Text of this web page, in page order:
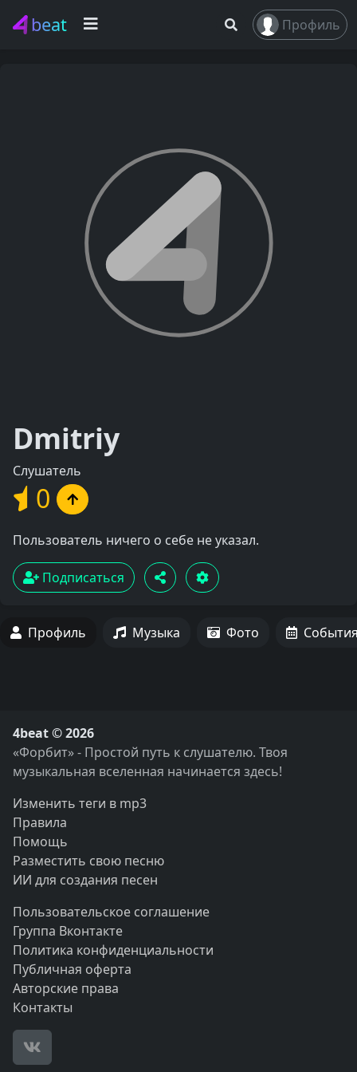
beat Профиль
Dmitriy
Слушатель
0
Пользователь ничего о себе не указал.
Подписаться
Профиль Музыка Фото
4beat © 2026
«Форбит» - Простой путь к слушателю. Твоя
музыкальная вселенная начинается здесь!
Изменить теги в mp3
Правила
Помощь
Разместить свою песню
ИИ для создания песен
Пользовательское соглашение
Группа Вконтакте
Политика конфиденциальности
Публичная оферта
Авторские права
Контакты